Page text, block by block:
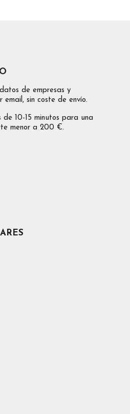
de empresas y
email, sin coste de envío.
10-15 minutos para una
menor a 200 €.